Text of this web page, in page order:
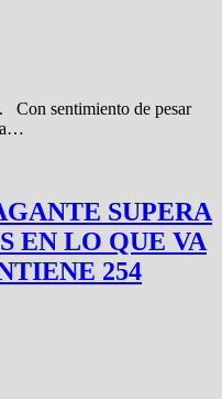
Con sentimiento de pesar
SUPERA
EN LO QUE VA
254